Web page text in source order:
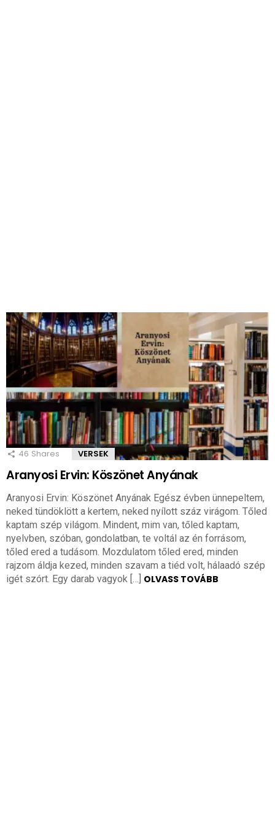
46 Shares VERSEK
Aranyosi Ervin: Köszönet Anyának
Aranyosi Ervin: Köszönet Anyának Egész évben ünnepeltem,
neked tündöklött a kertem, neked nyílott száz virágom. Tőled
kaptam szép világom. Mindent, mim van, tőled kaptam,
nyelvben, szóban, gondolatban, te voltál az én forrásom,
tőled ered a tudásom. Mozdulatom tőled ered, minden
rajzom áldja kezed, minden szavam a tiéd volt, hálaadó szép
igét szórt. Egy darab vagyok […] OLVASS TOVÁBB